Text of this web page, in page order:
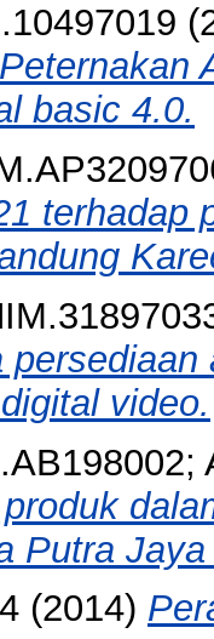
basic 4.0.
terhadap
video.
Putra
(2014)